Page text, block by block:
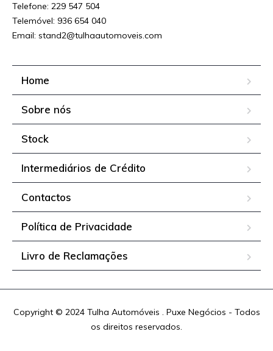
Telefone: 229 547 504
Telemóvel: 936 654 040
Email: stand2@tulhaautomoveis.com
Home
Sobre nós
Stock
Intermediários de Crédito
Contactos
Política de Privacidade
Livro de Reclamações
Copyright © 2024 Tulha Automóveis . Puxe Negócios - Todos
os direitos reservados.